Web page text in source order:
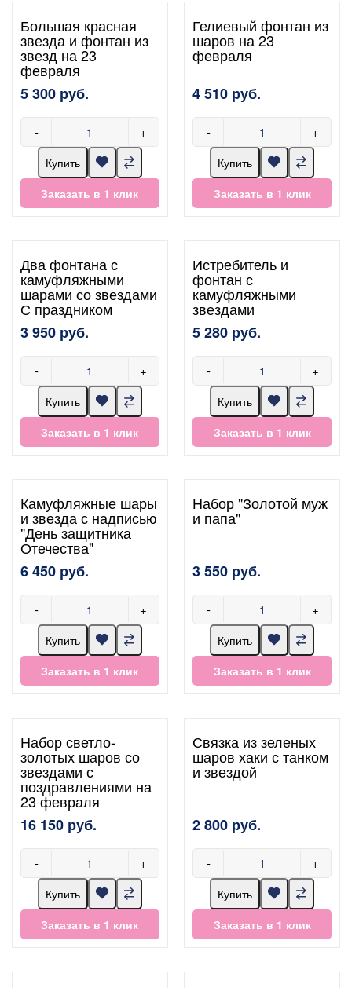
Большая красная
звезда и фонтан из
звезд на 23
февраля
5 300 руб.
- +
Купить
Заказать в 1 клик
Гелиевый фонтан из
шаров на 23
февраля
4 510 руб.
- +
Купить
Заказать в 1 клик
Два фонтана с
камуфляжными
шарами со звездами
С праздником
3 950 руб.
- +
Купить
Заказать в 1 клик
Истребитель и
фонтан с
камуфляжными
звездами
5 280 руб.
- +
Купить
Заказать в 1 клик
Камуфляжные шары
и звезда с надписью
"День защитника
Отечества"
6 450 руб.
- +
Купить
Заказать в 1 клик
Набор "Золотой муж
и папа"
3 550 руб.
- +
Купить
Заказать в 1 клик
Набор светло-
золотых шаров со
звездами с
поздравлениями на
23 февраля
16 150 руб.
- +
Купить
Заказать в 1 клик
Связка из зеленых
шаров хаки с танком
и звездой
2 800 руб.
- +
Купить
Заказать в 1 клик